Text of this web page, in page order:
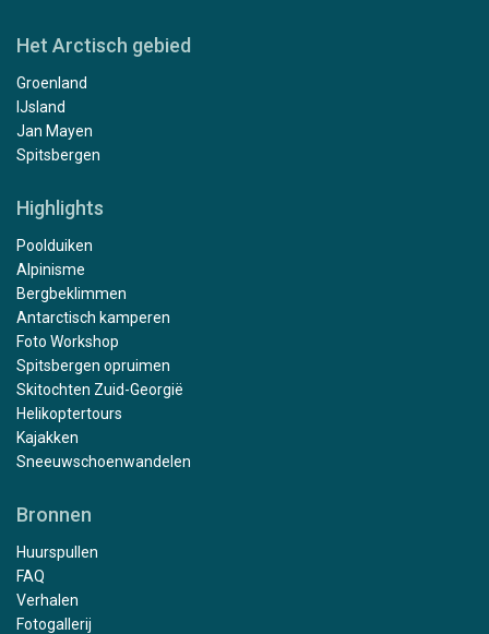
Het Arctisch gebied
Groenland
IJsland
Jan Mayen
Spitsbergen
Highlights
Poolduiken
Alpinisme
Bergbeklimmen
Antarctisch kamperen
Foto Workshop
Spitsbergen opruimen
Skitochten Zuid-Georgië
Helikoptertours
Kajakken
Sneeuwschoenwandelen
Bronnen
Huurspullen
FAQ
Verhalen
Fotogallerij